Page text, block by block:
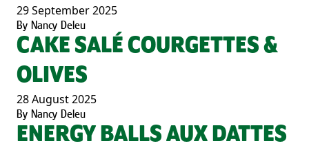
29 September 2025
By Nancy Deleu
CAKE SALÉ COURGETTES &
OLIVES
28 August 2025
By Nancy Deleu
ENERGY BALLS AUX DATTES